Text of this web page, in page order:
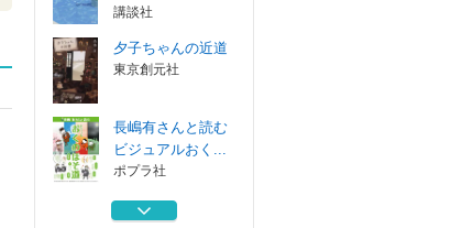
講談社
夕子ちゃんの近道
東京創元社
長嶋有さんと読む
ビジュアルおく...
ポプラ社
ルーティーンズ